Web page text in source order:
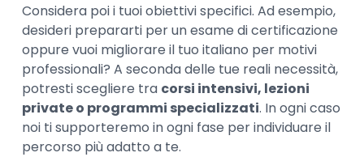
Considera poi i tuoi obiettivi specifici. Ad esempio,
desideri prepararti per un esame di certificazione
oppure vuoi migliorare il tuo italiano per motivi
professionali? A seconda delle tue reali necessità,
potresti scegliere tra corsi intensivi, lezioni
private o programmi specializzati. In ogni caso
noi ti supporteremo in ogni fase per individuare il
percorso più adatto a te.